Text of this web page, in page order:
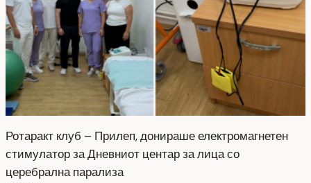
Ротаракт клуб – Прилеп, донираше електромагнетен
стимулатор за Дневниот центар за лица со
церебрална парализа